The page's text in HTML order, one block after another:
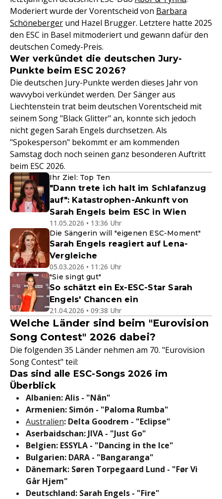
Moderiert wurde der Vorentscheid von Barbara
Schöneberger und Hazel Brugger. Letztere hatte 2025
den ESC in Basel mitmoderiert und gewann dafür den
deutschen Comedy-Preis.
Wer verkündet die deutschen Jury-
Punkte beim ESC 2026?
Die deutschen Jury-Punkte werden dieses Jahr von
wavvyboi verkündet werden. Der Sänger aus
Liechtenstein trat beim deutschen Vorentscheid mit
seinem Song "Black Glitter" an, konnte sich jedoch
nicht gegen Sarah Engels durchsetzen. Als
"Spokesperson" bekommt er am kommenden
Samstag doch noch seinen ganz besonderen Auftritt
beim ESC 2026.
Ihr Ziel: Top Ten
"Dann trete ich halt im Schlafanzug
auf": Katastrophen-Ankunft von
Sarah Engels beim ESC in Wien
11.05.2026 • 13:36 Uhr
Die Sängerin will "eigenen ESC-Moment"
Sarah Engels reagiert auf Lena-
Vergleiche
05.03.2026 • 11:26 Uhr
"Sie singt gut"
So schätzt ein Ex-ESC-Star Sarah
Engels' Chancen ein
21.04.2026 • 09:38 Uhr
Welche Länder sind beim "Eurovision
Song Contest" 2026 dabei?
Die folgenden 35 Länder nehmen am 70. "Eurovision
Song Contest" teil:
Das sind alle ESC-Songs 2026 im
Überblick
Albanien: Alis - "Nân"
Armenien: Simón - "Paloma Rumba"
Australien: Delta Goodrem - "Eclipse"
Aserbaidschan: JIVA - "Just Go"
Belgien: ESSYLA - "Dancing in the Ice"
Bulgarien: DARA - "Bangaranga"
Dänemark: Søren Torpegaard Lund - "Før Vi
Går Hjem"
Deutschland: Sarah Engels - "Fire"